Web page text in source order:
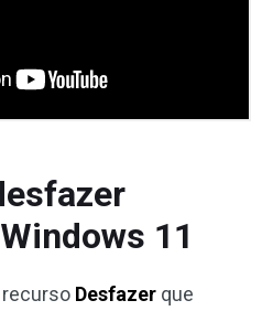
11
Desfazer que